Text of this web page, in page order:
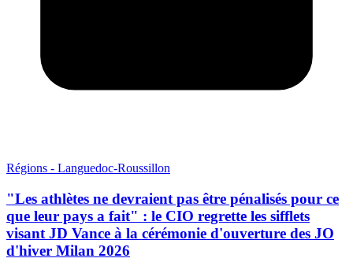
Régions - Languedoc-Roussillon
"Les athlètes ne devraient pas être pénalisés pour ce
que leur pays a fait" : le CIO regrette les sifflets
visant JD Vance à la cérémonie d'ouverture des JO
d'hiver Milan 2026